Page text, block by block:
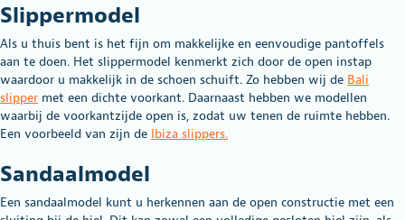
Slippermodel
Als u thuis bent is het fijn om makkelijke en eenvoudige pantoffels
aan te doen. Het slippermodel kenmerkt zich door de open instap
waardoor u makkelijk in de schoen schuift. Zo hebben wij de Bali
slipper met een dichte voorkant. Daarnaast hebben we modellen
waarbij de voorkantzijde open is, zodat uw tenen de ruimte hebben.
Een voorbeeld van zijn de Ibiza slippers.
Sandaalmodel
Een sandaalmodel kunt u herkennen aan de open constructie met een